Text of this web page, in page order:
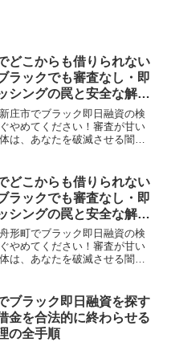
どこからも借りられない
ラックでも審査なし・即
シングの罠と安全な解決
新庄市でブラック即日融資の検
やめてください！審査が甘い
は、あなたを破滅させる闇金
者を避け、借金地獄から抜け
の実体験と確実な解決策を完
どこからも借りられない
ラックでも審査なし・即
シングの罠と安全な解決
舟形町でブラック即日融資の検
やめてください！審査が甘い
は、あなたを破滅させる闇金
者を避け、借金地獄から抜け
の実体験と確実な解決策を完
ブラック即日融資を探す
金を合法的に終わらせる
の全手順